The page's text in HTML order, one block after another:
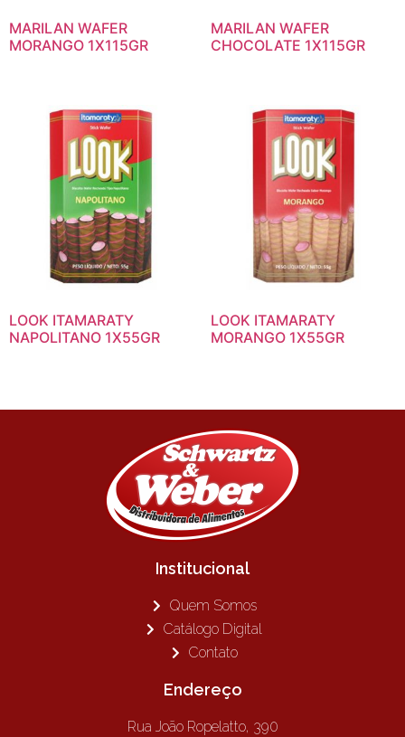
MARILAN WAFER
MORANGO 1X115GR
MARILAN WAFER
CHOCOLATE 1X115GR
LOOK ITAMARATY
NAPOLITANO 1X55GR
LOOK ITAMARATY
MORANGO 1X55GR
Institucional
Quem Somos
Catálogo Digital
Contato
Endereço
Rua João Ropelatto, 390